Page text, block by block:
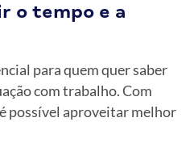
o tempo e a
para quem quer saber
com trabalho. Com
possível aproveitar melhor